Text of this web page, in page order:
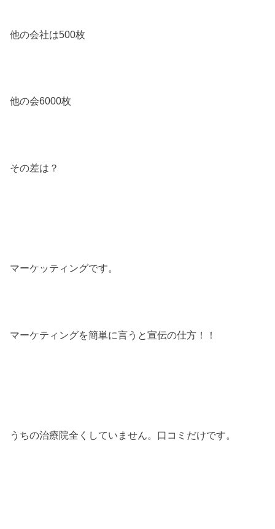
他の会社は500枚
他の会6000枚
その差は？
マーケッティングです。
マーケティングを簡単に言うと宣伝の仕方！！
うちの治療院全くしていません。口コミだけです。